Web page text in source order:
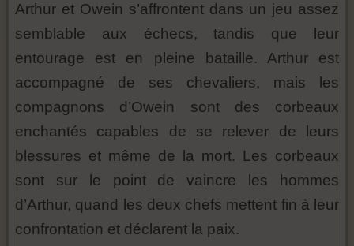
Arthur et Owein s’affrontent dans un jeu assez
semblable aux échecs, tandis que leur
entourage est en pleine bataille. Arthur est
accompagné de ses chevaliers, mais les
compagnons d’Owein sont des corbeaux
enchantés capables de se relever de leurs
blessures et même de la mort. Les corbeaux
sont sur le point de vaincre les hommes
d’Arthur, quand les deux chefs mettent fin à leur
confrontation et déclarent la paix.